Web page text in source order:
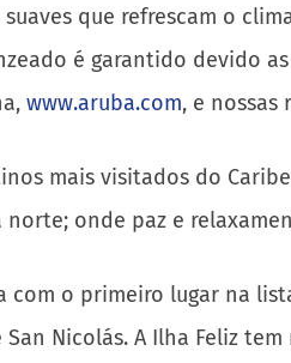
que refrescam o
é garantido devido
www.aruba.com, e nossas
mais visitados do
onde paz e
com o primeiro lugar na
Nicolás. A Ilha Feliz